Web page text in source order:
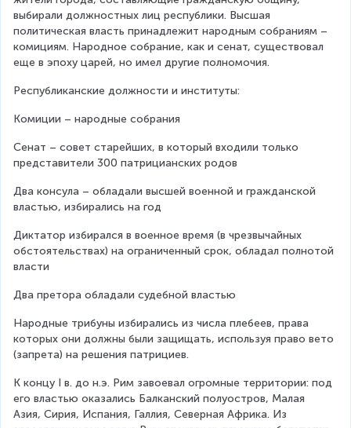
выбирали должностных лиц республики. Высшая
политическая власть принадлежит народным собраниям –
комициям. Народное собрание, как и сенат, существовал
еще в эпоху царей, но имел другие полномочия.
Республиканские должности и институты:
Комиции – народные собрания
Сенат – совет старейших, в который входили только
представители 300 патрицианских родов
Два консула – обладали высшей военной и гражданской
властью, избирались на год
Диктатор избирался в военное время (в чрезвычайных
обстоятельствах) на ограниченный срок, обладал полнотой
власти
Два претора обладали судебной властью
Народные трибуны избирались из числа плебеев, права
которых они должны были защищать, используя право вето
(запрета) на решения патрициев.
К концу I в. до н.э. Рим завоевал огромные территории: под
его властью оказались Балканский полуостров, Малая
Азия, Сирия, Испания, Галлия, Северная Африка. Из